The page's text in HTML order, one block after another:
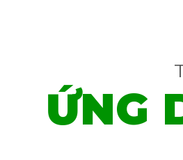
ỨNG